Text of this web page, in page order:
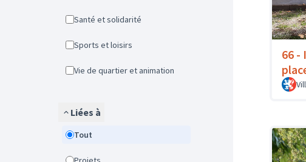
Santé et solidarité
Sports et loisirs
Vie de quartier et animation
Liées à
Tout
66 -